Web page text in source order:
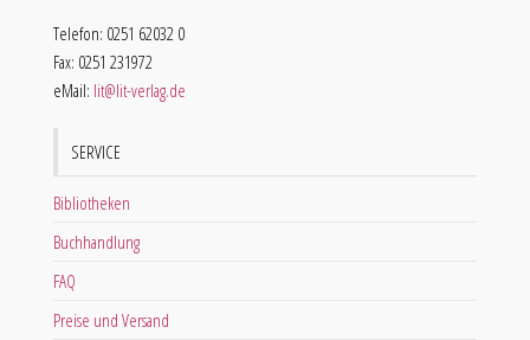
Telefon: 0251 62032 0
Fax: 0251 231972
eMail: lit@lit-verlag.de
SERVICE
Bibliotheken
Buchhandlung
FAQ
Preise und Versand